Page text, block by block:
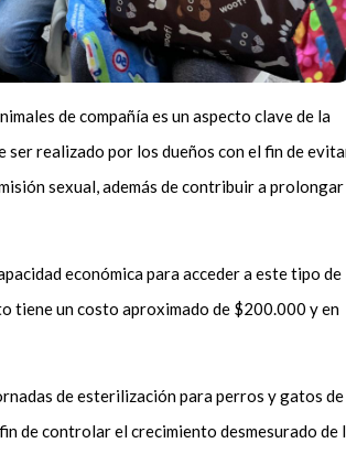
de compañía es un aspecto clave de la
ser realizado por los dueños con el fin de
sexual, además de contribuir a prolongar
económica para acceder a este tipo de
tiene un costo aproximado de $200.000 y en
de esterilización para perros y gatos de
de controlar el crecimiento desmesurado de